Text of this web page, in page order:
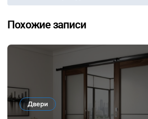
Похожие записи
Двери